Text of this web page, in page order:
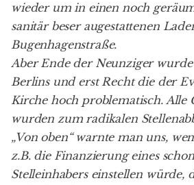
wieder um in einen noch
sanitär beser augestattenen
Bugenhagenstraße.
Aber Ende der Neunziger
Berlins und erst Recht die der
Kirche hoch problematisch. Alle
wurden zum radikalen
„Von oben“ warnte man uns,
z.B. die Finanzierung eines
Stelleinhabers einstellen würde,